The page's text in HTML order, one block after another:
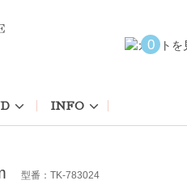
0
INFO
型番：TK-783024